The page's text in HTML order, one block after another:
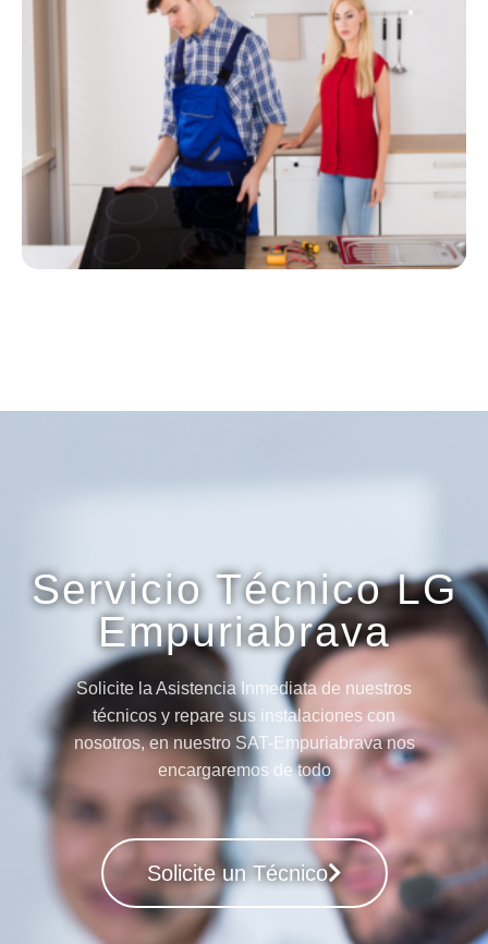
Servicio Técnico LG
Empuriabrava
Solicite la Asistencia Inmediata de nuestros
técnicos y repare sus instalaciones con
nosotros, en nuestro SAT-Empuriabrava nos
encargaremos de todo
Solicite un Técnico